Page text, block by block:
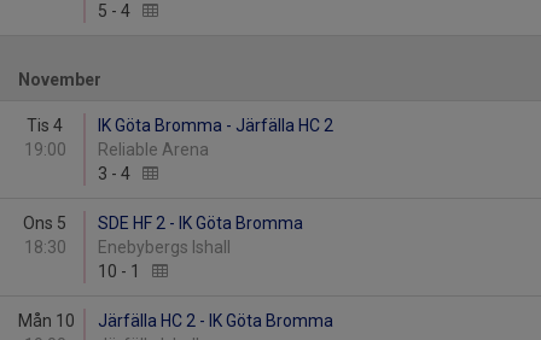
5 - 4
November
Tis 4
19:00
IK Göta Bromma - Järfälla HC 2
Reliable Arena
3 - 4
Ons 5
18:30
SDE HF 2 - IK Göta Bromma
Enebybergs Ishall
10 - 1
Mån 10
Järfälla HC 2 - IK Göta Bromma